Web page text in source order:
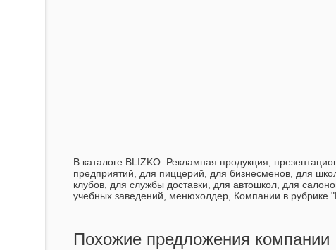
В каталоге BLIZKO: Рекламная продукция,
предприятий, для пиццерий, для бизнесменов, для
клубов, для службы доставки, для автошкол, для
учебных заведений, менюхолдер, Компании в рубрике
Похожие предложения компании